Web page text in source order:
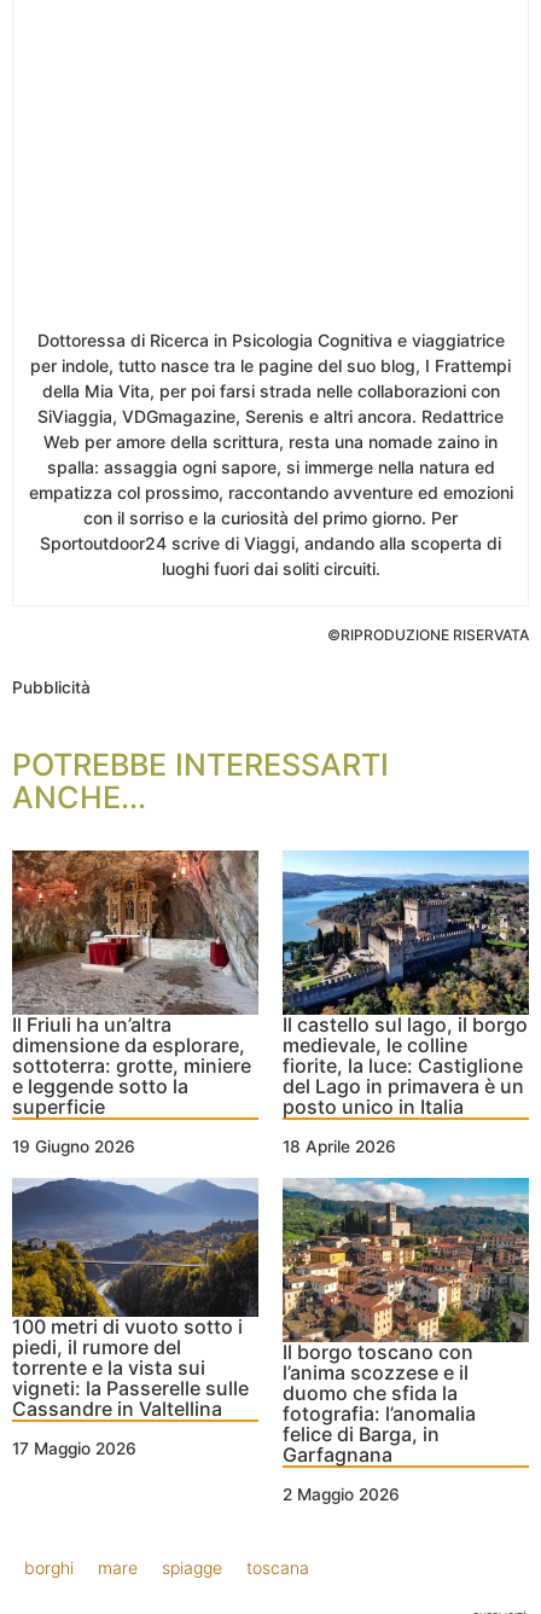
Dottoressa di Ricerca in Psicologia Cognitiva e viaggiatrice
per indole, tutto nasce tra le pagine del suo blog, I Frattempi
della Mia Vita, per poi farsi strada nelle collaborazioni con
SiViaggia, VDGmagazine, Serenis e altri ancora. Redattrice
Web per amore della scrittura, resta una nomade zaino in
spalla: assaggia ogni sapore, si immerge nella natura ed
empatizza col prossimo, raccontando avventure ed emozioni
con il sorriso e la curiosità del primo giorno. Per
Sportoutdoor24 scrive di Viaggi, andando alla scoperta di
luoghi fuori dai soliti circuiti.
©RIPRODUZIONE RISERVATA
Pubblicità
POTREBBE INTERESSARTI
ANCHE...
Il Friuli ha un’altra
dimensione da esplorare,
sottoterra: grotte, miniere
e leggende sotto la
superficie
19 Giugno 2026
Il castello sul lago, il borgo
medievale, le colline
fiorite, la luce: Castiglione
del Lago in primavera è un
posto unico in Italia
18 Aprile 2026
100 metri di vuoto sotto i
piedi, il rumore del
torrente e la vista sui
vigneti: la Passerelle sulle
Cassandre in Valtellina
17 Maggio 2026
Il borgo toscano con
l’anima scozzese e il
duomo che sfida la
fotografia: l’anomalia
felice di Barga, in
Garfagnana
2 Maggio 2026
borghi mare spiagge toscana